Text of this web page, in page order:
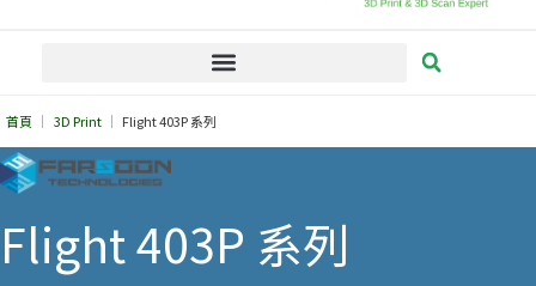
首頁 3D Print Flight 403P 系列
Flight 403P 系列